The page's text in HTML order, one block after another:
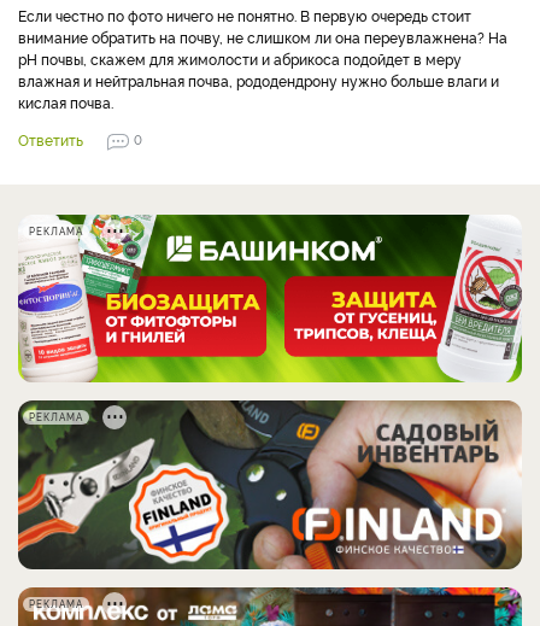
Если честно по фото ничего не понятно. В первую очередь стоит
внимание обратить на почву, не слишком ли она переувлажнена? На
pH почвы, скажем для жимолости и абрикоса подойдет в меру
влажная и нейтральная почва, рододендрону нужно больше влаги и
кислая почва.
Ответить
0
РЕКЛАМА
РЕКЛАМА
РЕКЛАМА